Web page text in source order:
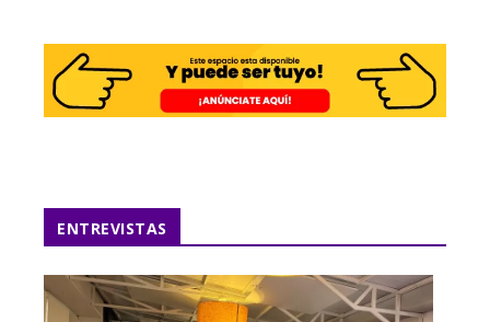
ENTREVISTAS